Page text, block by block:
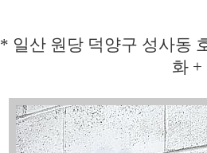
* 일산 원당 덕양구 성사동
화